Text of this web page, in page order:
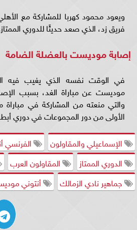
ويعود محمود كهربا للمشاركة مع الأهلي
فريق زد، الذي صعد حديثًا للدوري
إصابة موديست بالعضلة الضامة
في الوقت نفسه الذي يغيب فيه
موديست عن مباراة الغد، بسبب
والتي منعته من المشاركة في مباراة
الأولى من دور المجموعات في دوري
الإسماعيلي والمقاولون
الفرنسي
الدوري الممتاز
المقاولون العرب
جماهير نادي الزمالك
أنتوني